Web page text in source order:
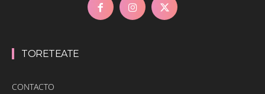
TORETEATE
CONTACTO